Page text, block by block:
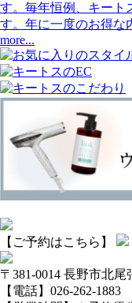
す。毎年恒例、キー
す。年に一度のお得
more...
【ご予約はこちら】
〒381-0014 長野市北
【電話】026-262-1883